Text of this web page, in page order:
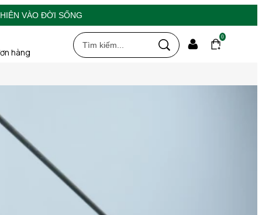
VÀO ĐỜI SỐNG
hàng
0